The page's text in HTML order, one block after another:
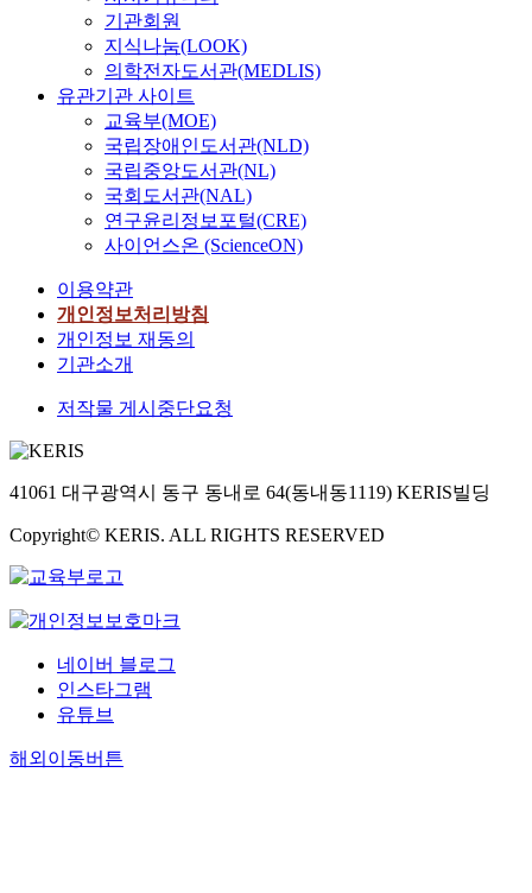
기관회원
지식나눔(LOOK)
의학전자도서관(MEDLIS)
유관기관 사이트
교육부(MOE)
국립장애인도서관(NLD)
국립중앙도서관(NL)
국회도서관(NAL)
연구윤리정보포털(CRE)
사이언스온 (ScienceON)
이용약관
개인정보처리방침
개인정보 재동의
기관소개
저작물 게시중단요청
41061 대구광역시 동구 동내로 64(동내동1119) KERIS빌딩
Copyright© KERIS. ALL RIGHTS RESERVED
네이버 블로그
인스타그램
유튜브
해외이동버튼